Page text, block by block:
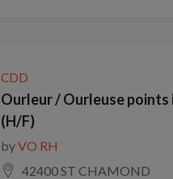
CDD
Ourleur / Ourleuse points
(H/F)
byVO RH
42400 ST CHAMOND